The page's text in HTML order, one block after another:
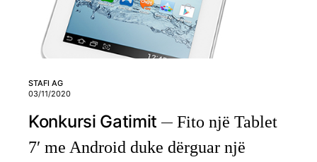
STAFI AG
03/11/2020
Konkursi Gatimit
Fito një Tablet
7′ me Android duke dërguar një